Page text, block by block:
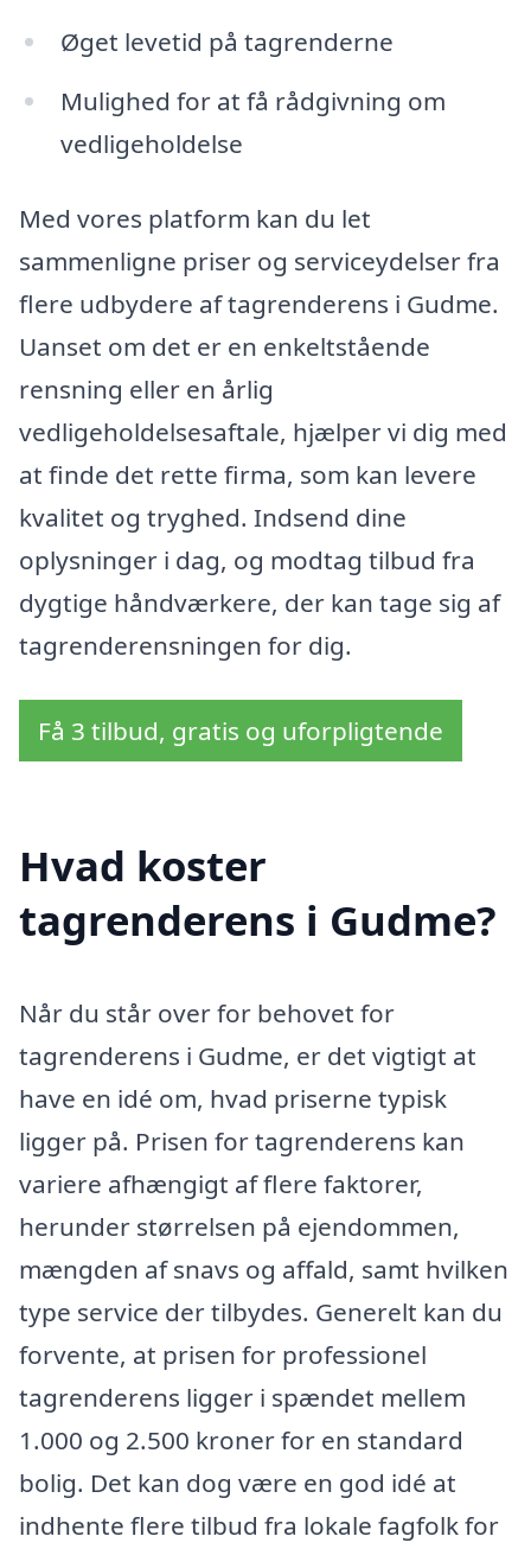
Øget levetid på tagrenderne
Mulighed for at få rådgivning om
vedligeholdelse
Med vores platform kan du let
sammenligne priser og serviceydelser fra
flere udbydere af tagrenderens i Gudme.
Uanset om det er en enkeltstående
rensning eller en årlig
vedligeholdelsesaftale, hjælper vi dig med
at finde det rette firma, som kan levere
kvalitet og tryghed. Indsend dine
oplysninger i dag, og modtag tilbud fra
dygtige håndværkere, der kan tage sig af
tagrenderensningen for dig.
Få 3 tilbud, gratis og uforpligtende
Hvad koster
tagrenderens i Gudme?
Når du står over for behovet for
tagrenderens i Gudme, er det vigtigt at
have en idé om, hvad priserne typisk
ligger på. Prisen for tagrenderens kan
variere afhængigt af flere faktorer,
herunder størrelsen på ejendommen,
mængden af snavs og affald, samt hvilken
type service der tilbydes. Generelt kan du
forvente, at prisen for professionel
tagrenderens ligger i spændet mellem
1.000 og 2.500 kroner for en standard
bolig. Det kan dog være en god idé at
indhente flere tilbud fra lokale fagfolk for